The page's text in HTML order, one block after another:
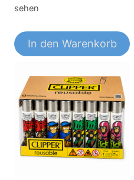
sehen
In den Warenkorb